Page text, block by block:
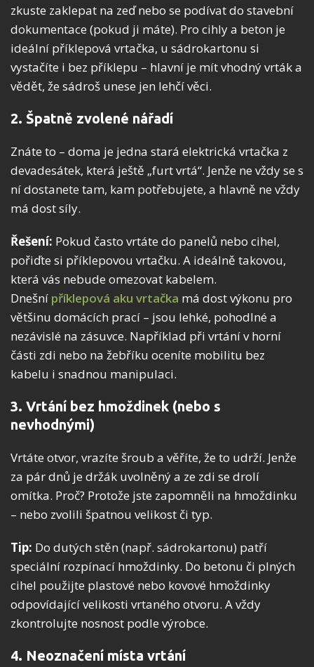
zkuste zaklepat na zeď nebo se podívat do stavební
dokumentace (pokud ji máte). Pro cihly a beton je
ideální příklepová vrtačka, u sádrokartonu si
vystačíte i bez příklepu – hlavní je mít vhodný vrták a
vědět, že sádroš unese jen lehčí věci.
2. Špatně zvolené nářadí
Znáte to – doma je jedna stará elektrická vrtačka z
devadesátek, která ještě „furt vrtá“. Jenže ne vždy se s
ní dostanete tam, kam potřebujete, a hlavně ne vždy
má dost síly.
Řešení: Pokud často vrtáte do panelů nebo cihel,
pořiďte si příklepovou vrtačku. A ideálně takovou,
která vás nebude omezovat kabelem.
Dnešní příklepová aku vrtačka má dost výkonu pro
většinu domácích prací – jsou lehké, pohodlné a
nezávislé na zásuvce. Například při vrtání v horní
části zdi nebo na žebříku oceníte mobilitu bez
kabelu i snadnou manipulaci.
3. Vrtání bez hmoždinek (nebo s
nevhodnými)
Vrtáte otvor, vrazíte šroub a věříte, že to udrží. Jenže
za pár dnů je držák uvolněný a ze zdi se drolí
omítka. Proč? Protože jste zapomněli na hmoždinku
– nebo zvolili špatnou velikost či typ.
Tip: Do dutých stěn (např. sádrokartonu) patří
speciální rozpínací hmoždinky. Do betonu či plných
cihel použijte plastové nebo kovové hmoždinky
odpovídající velikosti vrtaného otvoru. A vždy
zkontrolujte nosnost podle výrobce.
4. Neoznačení místa vrtání